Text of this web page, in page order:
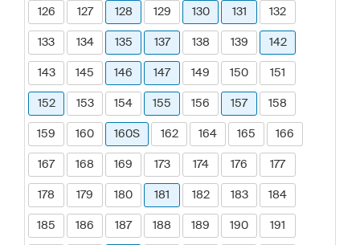
126 127 128 129 130 131 132
133 134 135 137 138 139 142
143 145 146 147 149 150 151
152 153 154 155 156 157 158
159 160 160S 162 164 165 166
167 168 169 173 174 176 177
178 179 180 181 182 183 184
185 186 187 188 189 190 191